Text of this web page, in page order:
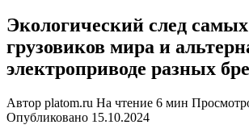
Экологический след
грузовиков мира и
электроприводе разных
Автор platom.ru На чтение 6 мин
Опубликовано 15.10.2024